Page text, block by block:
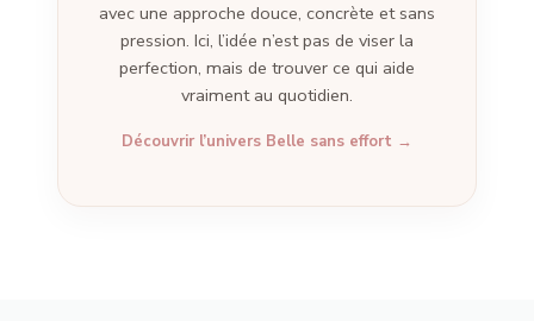
avec une approche douce, concrète et sans
pression. Ici, l’idée n’est pas de viser la
perfection, mais de trouver ce qui aide
vraiment au quotidien.
Découvrir l’univers Belle sans effort →